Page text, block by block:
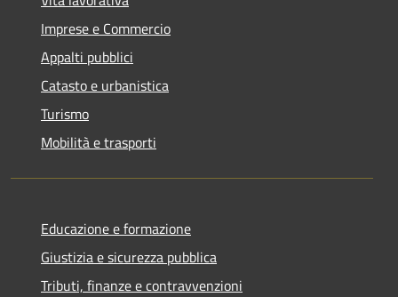
Imprese e Commercio
Appalti pubblici
Catasto e urbanistica
Turismo
Mobilità e trasporti
Educazione e formazione
Giustizia e sicurezza pubblica
Tributi, finanze e contravvenzioni